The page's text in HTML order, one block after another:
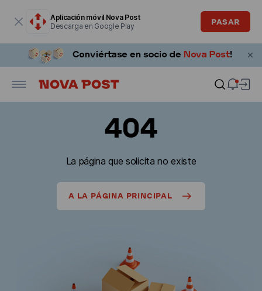
Aplicación móvil Nova Post
Descarga en Google Play
PASAR
404
La página que solicita no existe
A LA PÁGINA PRINCIPAL